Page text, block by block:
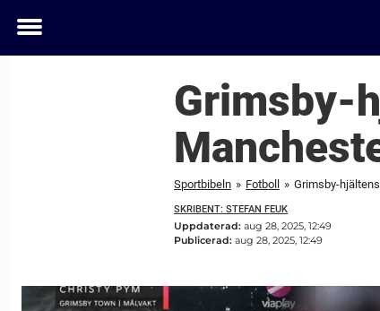
Toggle
Grimsby-
Sportbibeln » Fotboll » Grimsby-
SKRIBENT: STEFAN FEUK
Uppdaterad: aug 28, 2025, 12:49
Publicerad: aug 28, 2025, 12:49